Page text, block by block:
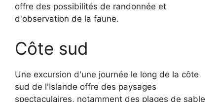
offre des possibilités de randonnée et
d'observation de la faune.
Côte sud
Une excursion d'une journée le long de la côte
sud de l'Islande offre des paysages
spectaculaires, notamment des plages de sable